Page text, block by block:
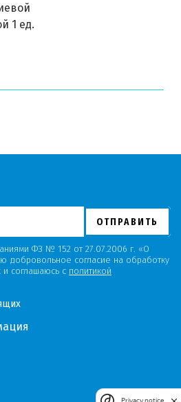
1 ед.
ОТПРАВИТЬ
ФЗ № 152 от 27.07.2006 г. «О
добровольное согласие на обработку
соглашаюсь с политикой
Privacy notice